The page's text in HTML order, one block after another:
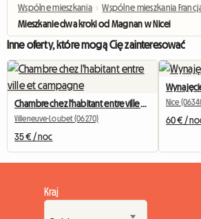
Wspólne mieszkania › Wspólne mieszkania
Mieszkanie dwa kroki od Magnan w Nicei
Inne oferty, które mogą Cię zainteresować
Chambre chez l'habitant entre ville et campagne
Villeneuve-Loubet (06270)
35 € / noc
Nice
60 € /
Kraj